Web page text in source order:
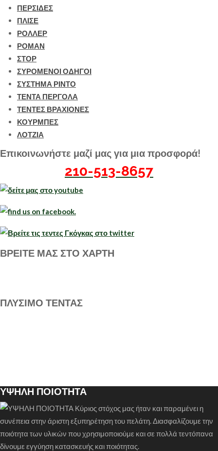
ΠΕΡΣΙΔΕΣ
ΠΛΙΣΕ
ΡΟΛΛΕΡ
ΡΟΜΑΝ
ΣΤΟΡ
ΣΥΡΟΜΕΝΟΙ ΟΔΗΓΟΙ
ΣΥΣΤΗΜΑ ΡΙΝΤΟ
ΤΕΝΤΑ ΠΕΡΓΟΛΑ
ΤΕΝΤΕΣ ΒΡΑΧΙΟΝΕΣ
ΚΟΥΡΜΠΕΣ
ΛΟΤΖΙΑ
Επικοινωνήστε μαζί μας για μια προσφορά!
210-513-8657
ΒΡΕΙΤΕ ΜΑΣ ΣΤΟ ΧΑΡΤΗ
ΠΛΥΣΙΜΟ ΤΕΝΤΑΣ
ΥΨΗΛΗ ΠΟΙΟΤΗΤΑ
Κύριος στόχος μας ήταν και παραμένει η
συνέπεια στην άριστη εξυπηρέτηση του πελάτη. Διασφαλίζουμε την
ποιότητα των υλικών που χρησιμοποιούμε και σε πολλά τεντόπανα
δίνουμε εγγύηση κατασκευής και ποιότητας.